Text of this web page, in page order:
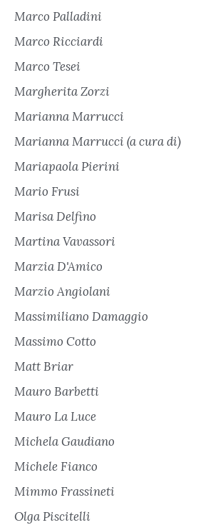
Marco Palladini
Marco Ricciardi
Marco Tesei
Margherita Zorzi
Marianna Marrucci
Marianna Marrucci (a cura di)
Mariapaola Pierini
Mario Frusi
Marisa Delfino
Martina Vavassori
Marzia D'Amico
Marzio Angiolani
Massimiliano Damaggio
Massimo Cotto
Matt Briar
Mauro Barbetti
Mauro La Luce
Michela Gaudiano
Michele Fianco
Mimmo Frassineti
Olga Piscitelli